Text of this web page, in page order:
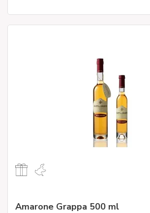
Amarone Grappa 500 ml